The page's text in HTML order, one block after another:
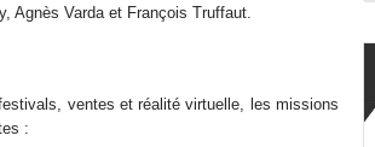
Agnès Varda et François Truffaut.
ventes et réalité virtuelle, les missions
: